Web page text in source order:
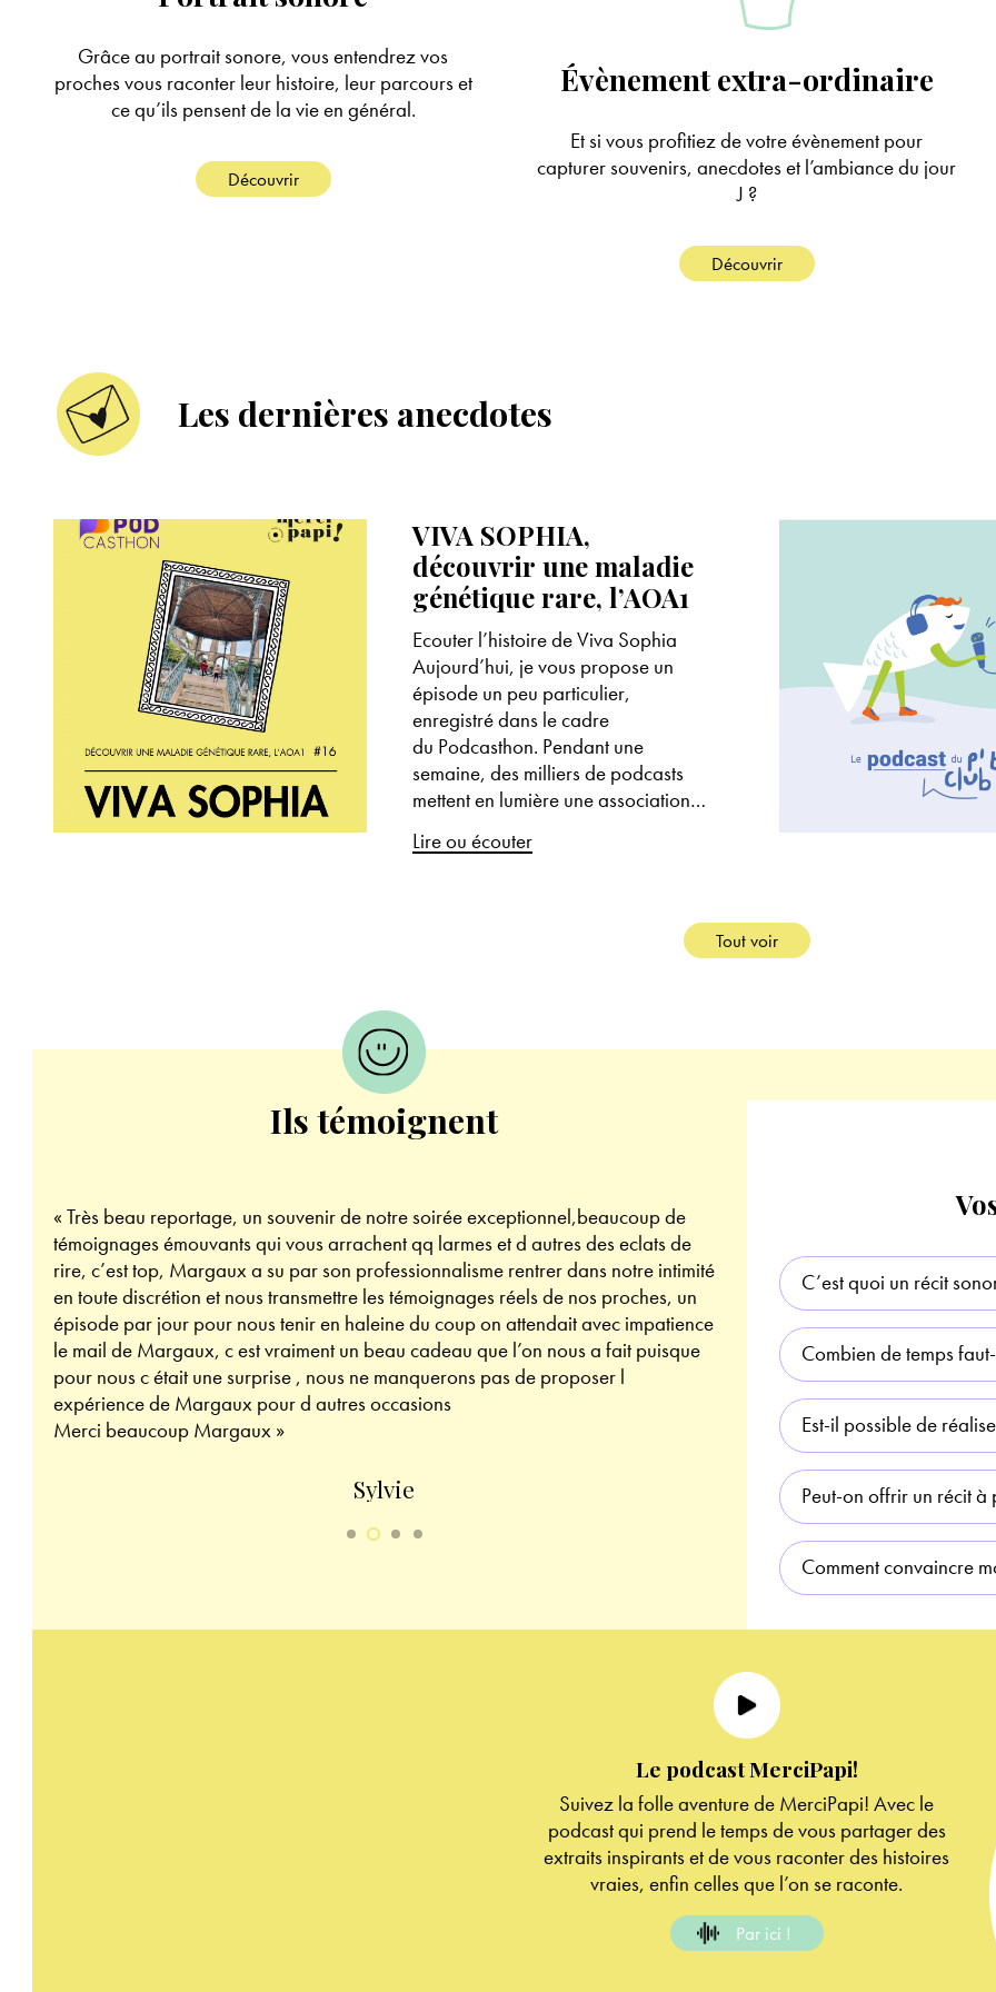
Grâce au portrait sonore, vous entendrez vos
proches vous raconter leur histoire, leur parcours et
ce qu’ils pensent de la vie en général.
Découvrir
Évènement extra-ordinaire
Et si vous profitiez de votre évènement pour
capturer souvenirs, anecdotes et l’ambiance du jour
J ?
Découvrir
Les dernières anecdotes
VIVA SOPHIA,
découvrir une maladie
génétique rare, l’AOA1
Ecouter l’histoire de Viva Sophia​
Aujourd’hui, je vous propose un
épisode un peu particulier,
enregistré dans le cadre
du Podcasthon. Pendant une
semaine, des milliers de podcasts
mettent en lumière une association…
Lire ou écouter
Tout voir
Ils témoignent
« Très beau reportage, un souvenir de notre soirée exceptionnel,beaucoup de
témoignages émouvants qui vous arrachent qq larmes et d autres des eclats de
rire, c’est top, Margaux a su par son professionnalisme rentrer dans notre intimité
en toute discrétion et nous transmettre les témoignages réels de nos proches, un
épisode par jour pour nous tenir en haleine du coup on attendait avec impatience
le mail de Margaux, c est vraiment un beau cadeau que l’on nous a fait puisque
pour nous c était une surprise , nous ne manquerons pas de proposer l
expérience de Margaux pour d autres occasions
Merci beaucoup Margaux »
Sylvie
« J’ai rencontré Margaux au
anecdotes clés à l’origine du
Et au dela de la phase de
contente du rendu. »
C’est quoi un récit
Combien de temps
Est-il possible de
Peut-on offrir un récit à
Comment convaincre
Le podcast MerciPapi!
Suivez la folle aventure de MerciPapi! Avec le
podcast qui prend le temps de vous partager des
extraits inspirants et de vous raconter des histoires
vraies, enfin celles que l’on se raconte.
Par ici !